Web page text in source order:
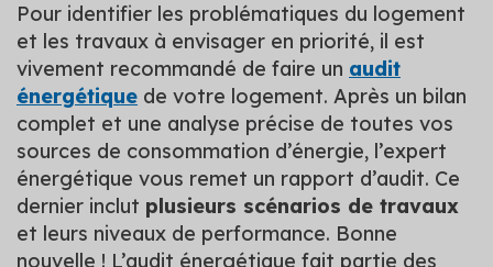
Pour identifier les problématiques du logement
et les travaux à envisager en priorité, il est
vivement recommandé de faire un audit
énergétique de votre logement. Après un bilan
complet et une analyse précise de toutes vos
sources de consommation d’énergie, l’expert
énergétique vous remet un rapport d’audit. Ce
dernier inclut plusieurs scénarios de travaux
et leurs niveaux de performance. Bonne
nouvelle ! L’audit énergétique fait partie des